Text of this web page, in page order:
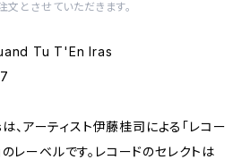
とさせていただきます。
Tu T'En Iras
アーティスト伊藤桂司による「レコー
のレーベルです。レコードのセレクトは